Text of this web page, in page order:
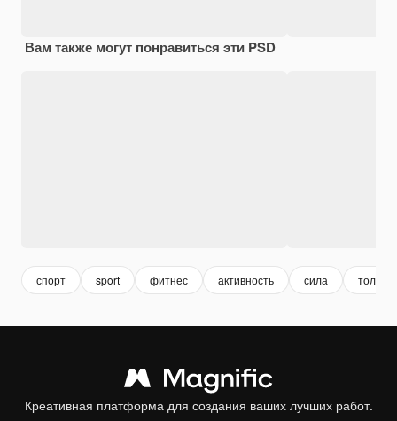
Вам также могут понравиться эти PSD
спорт sport фитнес активность сила
Креативная платформа для создания ваших лучших работ.